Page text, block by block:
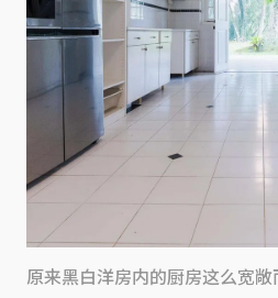
原来黑白洋房内的厨房这么宽